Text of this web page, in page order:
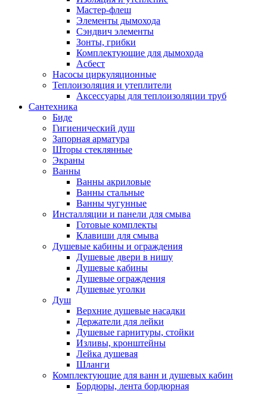
Мастер-флеш
Элементы дымохода
Сэндвич элементы
Зонты, грибки
Комплектующие для дымохода
Асбест
Насосы циркуляционные
Теплоизоляция и утеплители
Аксессуары для теплоизоляции труб
Сантехника
Биде
Гигиенический душ
Запорная арматура
Шторы стеклянные
Экраны
Ванны
Ванны акриловые
Ванны стальные
Ванны чугунные
Инсталляции и панели для смыва
Готовые комплекты
Клавиши для смыва
Душевые кабины и ограждения
Душевые двери в нишу
Душевые кабины
Душевые ограждения
Душевые уголки
Душ
Верхние душевые насадки
Держатели для лейки
Душевые гарнитуры, стойки
Изливы, кронштейны
Лейка душевая
Шланги
Комплектующие для ванн и душевых кабин
Бордюры, лента бордюрная